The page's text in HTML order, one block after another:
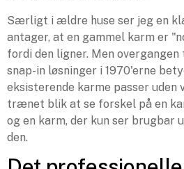
Særligt i ældre huse ser jeg en
antager, at en gammel karm er
fordi den ligner. Men
snap-in løsninger i 1970'erne
eksisterende karme passer
trænet blik at se forskel på en
og en karm, der kun ser brugbar
den.